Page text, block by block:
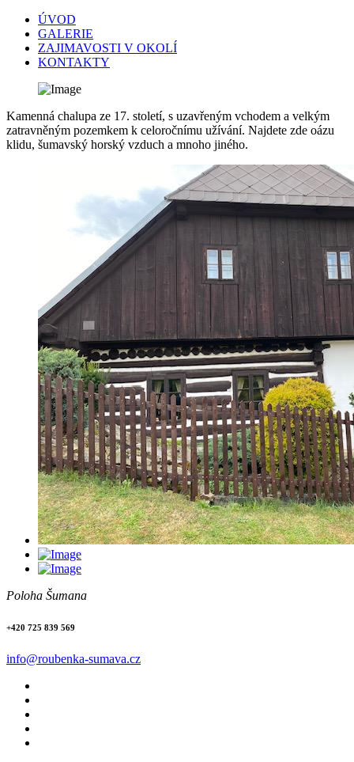
ÚVOD
GALERIE
ZAJIMAVOSTI V OKOLÍ
KONTAKTY
Kamenná chalupa ze 17. století, s uzavřeným vchodem a velkým
zatravněným pozemkem k celoročnímu užívání. Najdete zde oázu
klidu, šumavský horský vzduch a mnoho jiného.
Poloha Šumana
+420 725 839 569
info@roubenka-sumava.cz